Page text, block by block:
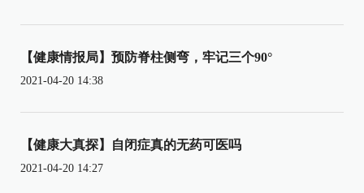
【健康情报局】预防脊柱侧弯，牢记三个90°
2021-04-20 14:38
【健康大真探】自闭症真的无药可医吗
2021-04-20 14:27